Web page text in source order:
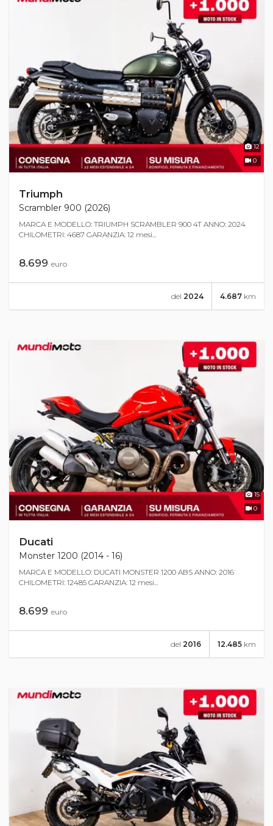
12
0
Triumph
Scrambler 900 (2026)
MARCA E MODELLO: TRIUMPH SCRAMBLER 900 4T ANNO: 2024
CHILOMETRI: 4687 GARANZIA: 12 mesi...
8.699 euro
4.687 km
del 2024
15
0
Ducati
Monster 1200 (2014 - 16)
MARCA E MODELLO: DUCATI MONSTER 1200 ABS ANNO: 2016
CHILOMETRI: 12485 GARANZIA: 12 mesi...
8.699 euro
12.485 km
del 2016